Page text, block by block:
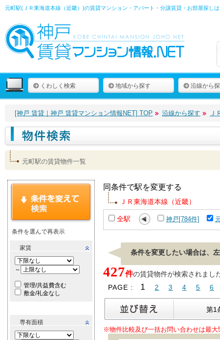
元町駅(ＪＲ東海道本線（近畿）)の賃貸マンション・アパート・分譲賃貸・お部屋探しは
くわしく検索 地域から探す 沿線から
[神戸 賃貸｜神戸 賃貸マンション情報NET] TOP 沿線から探す Ｊ
元町駅の賃貸物件一覧
条件を選んで再表示
家賃
～
管理/共益費含む
敷金/礼金なし
専有面積
同条件で駅を変更する
ＪＲ東海道本線（近畿）
全駅 神戸[784件]
条件を変更したい場合は、
427件の賃貸物件が検索されまし
PAGE :
1 2 3 4 5 6
第1
※物件比較及び一括お問い合わせは最大